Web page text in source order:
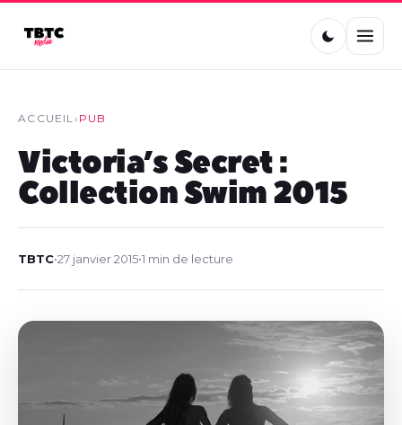
ACCUEIL› PUB
Victoria’s Secret :
Collection Swim 2015
TBTC•27 janvier 2015•1 min de lecture